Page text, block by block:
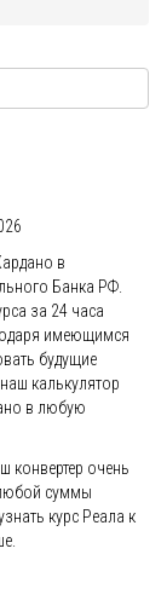
в
Банка РФ.
за 24 часа
имеющимся
будущие
калькулятор
в любую
конвертер очень
суммы
курс Реала к